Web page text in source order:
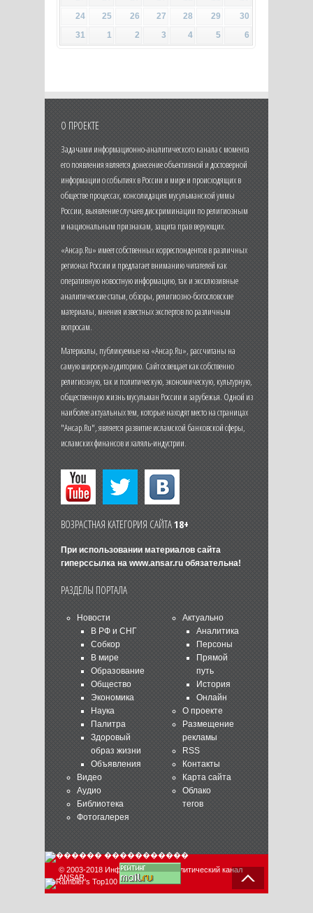
24
25 26 27 28 29
30
31
1 2 3 4 5 6
О ПРОЕКТЕ
Задачами информационно-аналитического канала с момента
его появления является донесение объективной и достоверной
информации о событиях в России и мире и происходящих в
обществе процессах, консолидация мусульманской уммы
России, выявление случаев дискриминации по религиозным
и национальным признакам, защита прав верующих.
«Ансар.Ru» имеет собственных корреспондентов в различных
регионах России и предлагает вниманию читателей как
оперативную новостную информацию, так и эксклюзивные
аналитические статьи, обзоры, религиозно-богословские
материалы, мнения известных экспертов по различным
вопросам.
Материалы, публикуемые на «Ансар.Ru», рассчитаны на
самую широкую аудиторию. Сайт освещает как собственно
религиозную, так и политическую, экономическую, культурную,
общественную жизнь мусульман России и зарубежья. Одной из
наиболее актуальных тем, которые находят место на страницах
"Ансар.Ru", является развитие исламской банковской сферы,
исламских финансов и халяль-индустрии.
ВОЗРАСТНАЯ КАТЕГОРИЯ САЙТА18+
При использовании материалов сайта
гиперссылка на www.ansar.ruобязательна!
РАЗДЕЛЫ ПОРТАЛА
Новости
В РФ и СНГ
Собкор
В мире
Образование
Общество
Экономика
Наука
Палитра
Здоровый
образ жизни
Объявления
Видео
Аудио
Библиотека
Фотогалерея
Актуально
Аналитика
Персоны
Прямой
путь
История
Онлайн
О проекте
Размещение
рекламы
RSS
Контакты
Карта сайта
Облако
тегов
© 2003-2018 Информационно-аналитический канал
ANSAR